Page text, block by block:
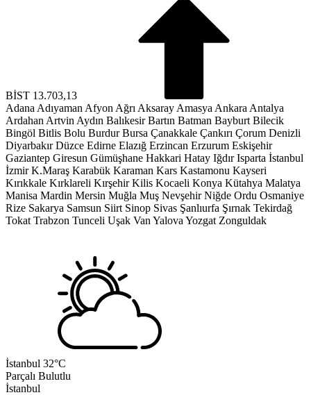
BİST 13.703,13
Adana Adıyaman Afyon Ağrı Aksaray Amasya Ankara Antalya
Ardahan Artvin Aydın Balıkesir Bartın Batman Bayburt Bilecik
Bingöl Bitlis Bolu Burdur Bursa Çanakkale Çankırı Çorum Denizli
Diyarbakır Düzce Edirne Elazığ Erzincan Erzurum Eskişehir
Gaziantep Giresun Gümüşhane Hakkari Hatay Iğdır Isparta İstanbul
İzmir K.Maraş Karabük Karaman Kars Kastamonu Kayseri
Kırıkkale Kırklareli Kırşehir Kilis Kocaeli Konya Kütahya Malatya
Manisa Mardin Mersin Muğla Muş Nevşehir Niğde Ordu Osmaniye
Rize Sakarya Samsun Siirt Sinop Sivas Şanlıurfa Şırnak Tekirdağ
Tokat Trabzon Tunceli Uşak Van Yalova Yozgat Zonguldak
İstanbul 32°C
Parçalı Bulutlu
İstanbul